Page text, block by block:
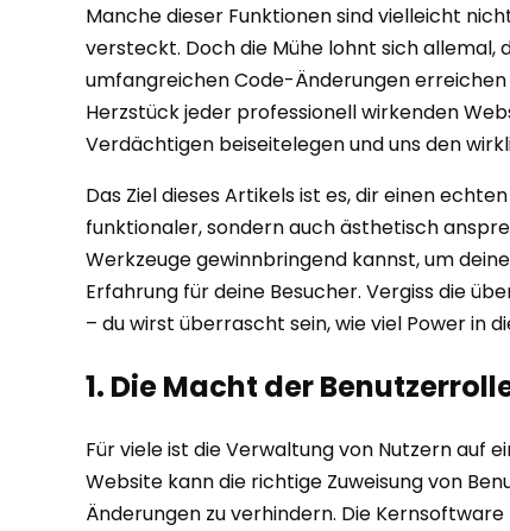
Manche dieser Funktionen sind vielleicht
versteckt. Doch die Mühe lohnt sich allemal,
umfangreichen Code-Änderungen
Herzstück jeder professionell wirkenden
Verdächtigen beiseitelegen und uns den
Das Ziel dieses Artikels ist es, dir einen
funktionaler, sondern auch ästhetisch
Werkzeuge gewinnbringend kannst, um
Erfahrung für deine Besucher. Vergiss die
– du wirst überrascht sein, wie viel Power in
1. Die Macht der
Für viele ist die Verwaltung von Nutzern auf
Website kann die richtige Zuweisung von
Änderungen zu verhindern. Die